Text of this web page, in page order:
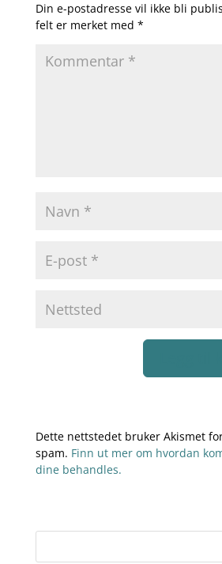
Din e-postadresse vil ikke bli
felt er merket med *
Dette nettstedet bruker Akismet
spam. Finn ut mer om hvordan
dine behandles.